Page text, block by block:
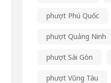
phượt Phú Quốc
phượt Quảng Ninh
phượt Sài Gòn
phượt Vũng Tàu